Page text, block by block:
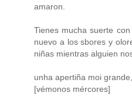
amaron.
Tienes mucha suerte
nuevo a los sbores y
niñas mientras alguien
unha apertiña moi
[vémonos mércores]